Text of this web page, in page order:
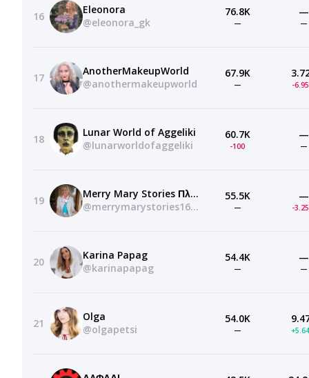
16
Eleonora
@eleonora_gk
76.8K
—
—
—
17
AnotherMakeupWorld
@anothermakeupworld
67.9K
— -
18
Lunar World of Aggeliki
@lunarworldofaggeliki
60.7K
-100
—
—
19
Merry Mary Stories Πλέξιμο
@merrymarystories1620
55.5K
—
—
-
20
Karina Papag
@karinapapag
54.4K
—
—
—
21
Olga
@olgapetsi
54.0K
—